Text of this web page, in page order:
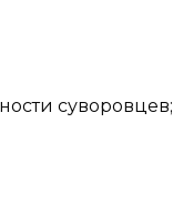
суворовцев;